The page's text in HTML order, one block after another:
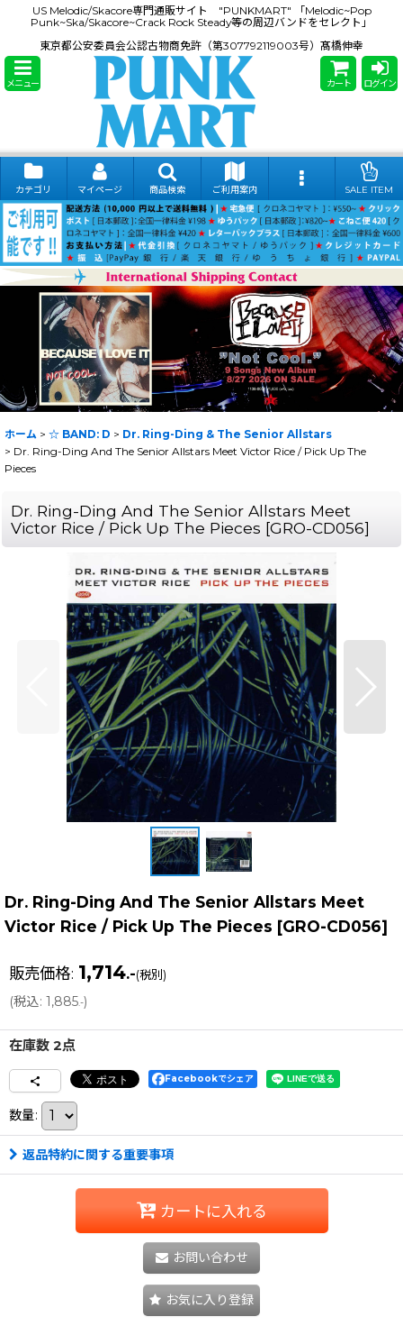
US Melodic/Skacore専門通販サイト "PUNKMART" 「Melodic~Pop
Punk~Ska/Skacore~Crack Rock Steady等の周辺バンドをセレクト」
東京都公安委員会公認古物商免許（第307792119003号）髙橋伸幸
メニュー カート ログイン
カテゴリ マイページ 商品検索 ご利用案内 SALE ITEM
ホーム > ☆ BAND: D > Dr. Ring-Ding & The Senior Allstars
> Dr. Ring-Ding And The Senior Allstars Meet Victor Rice ‎/ Pick Up The
Pieces
Dr. Ring-Ding And The Senior Allstars Meet
Victor Rice ‎/ Pick Up The Pieces [GRO-CD056]
Dr. Ring-Ding And The Senior Allstars Meet
Victor Rice ‎/ Pick Up The Pieces [GRO-CD056]
販売価格: 1,714.-(税別)
(税込: 1,885.-)
在庫数 2点
Facebookでシェア
数量:
返品特約に関する重要事項
カートに入れる
お問い合わせ
お気に入り登録